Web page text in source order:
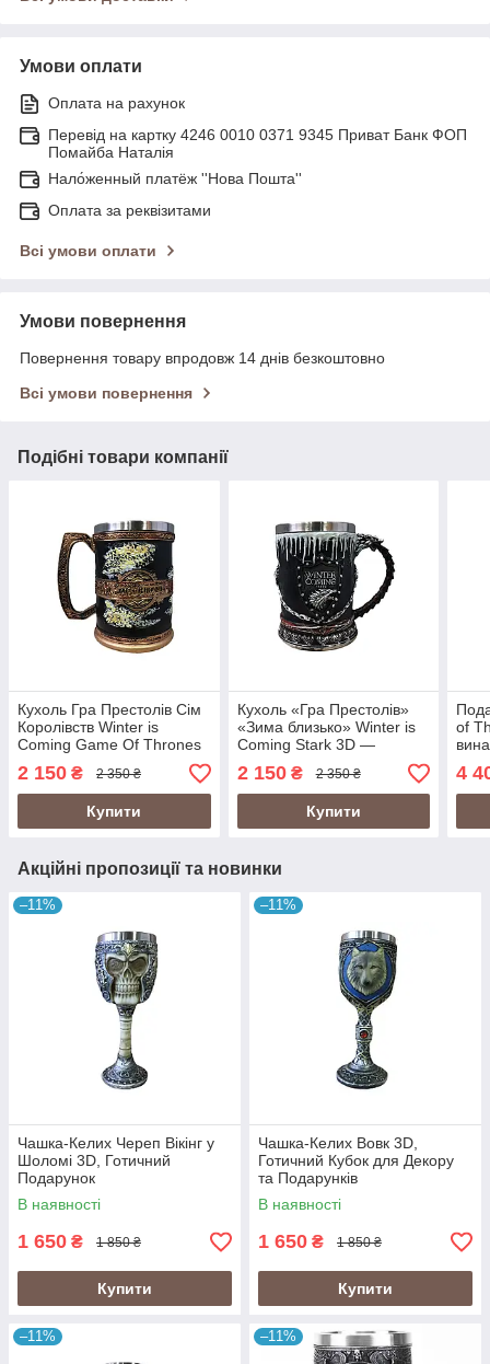
Умови оплати
Оплата на рахунок
Перевід на картку 4246 0010 0371 9345 Приват Банк ФОП
Помайба Наталія
Нало́женный платёж ''Нова Пошта''
Оплата за реквізитами
Всі умови оплати
Умови повернення
Повернення товару впродовж 14 днів безкоштовно
Всі умови повернення
Подібні товари компанії
Кухоль Гра Престолів Сім
Королівств Winter is
Coming Game Of Thrones
3D Нержавіюча Сталь
2 150 ₴ 2 350 ₴
Купити
Кухоль «Гра Престолів»
«Зима близько» Winter is
Coming Stark 3D —
пивний кухоль Game of
Thrones, дім Старків,
нержавіюча сталь
2 150₴ 2 350 ₴
Купити
of
4
Акційні пропозиції та новинки
–11%
Чашка-Келих Череп Вікінг у
Шоломі 3D, Готичний
Подарунок
В наявності
1 650 ₴ 1 850 ₴
Купити
–11%
Чашка-Келих Вовк 3D,
Готичний Кубок для Декору
та Подарунків
В наявності
1 650 ₴ 1 850 ₴
Купити
–11% –11%